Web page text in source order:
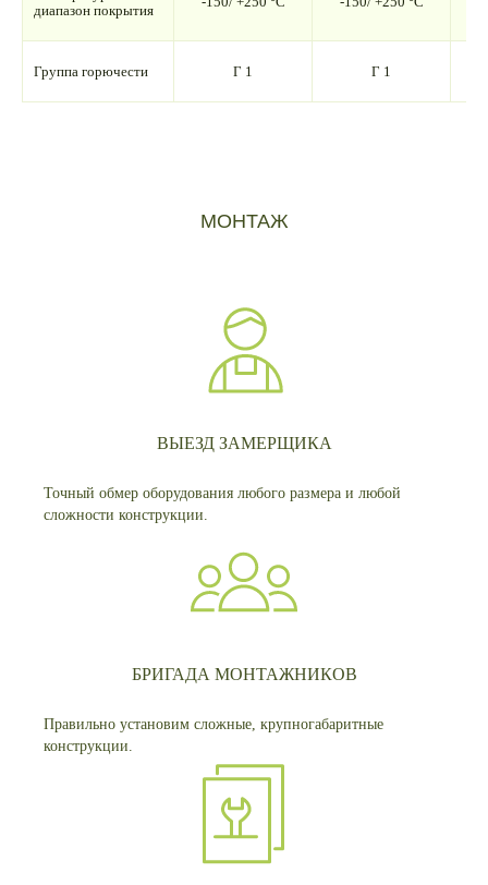
диапазон покрытия
Группа горючести Г 1 Г 1
МОНТАЖ
ВЫЕЗД ЗАМЕРЩИКА
Точный обмер оборудования любого размера и любой
сложности конструкции.
БРИГАДА МОНТАЖНИКОВ
Правильно установим сложные, крупногабаритные
конструкции.